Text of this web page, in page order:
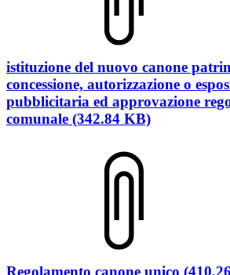
istituzione del nuovo canone
concessione, autorizzazione o
pubblicitaria ed approvazione
comunale (342.84 KB)
Regolamento canone unico